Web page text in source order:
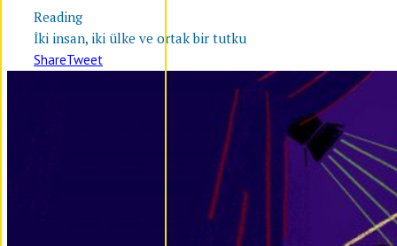
Reading
İki insan, iki ülke ve ortak bir tutku
ShareTweet